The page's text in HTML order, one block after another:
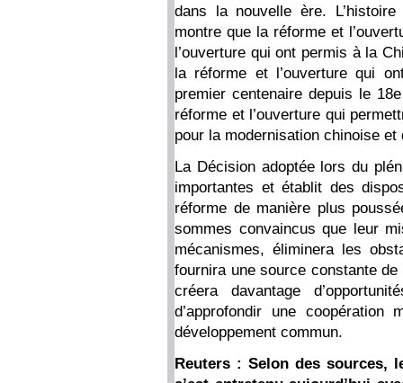
dans la nouvelle ère.
montre que la réforme et
l’ouverture qui ont permis à la
la réforme et l’ouverture qui
premier centenaire depuis le
réforme et l’ouverture qui
pour la modernisation chinoise et
La Décision adoptée lors du
importantes et établit des
réforme de manière plus
sommes convaincus que leur
mécanismes, éliminera les
fournira une source constante
créera davantage
d’approfondir une
développement commun.
Reuters : Selon des sources,